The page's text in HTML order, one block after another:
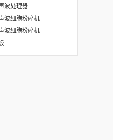
波处理器
波细胞粉碎机
波细胞粉碎机